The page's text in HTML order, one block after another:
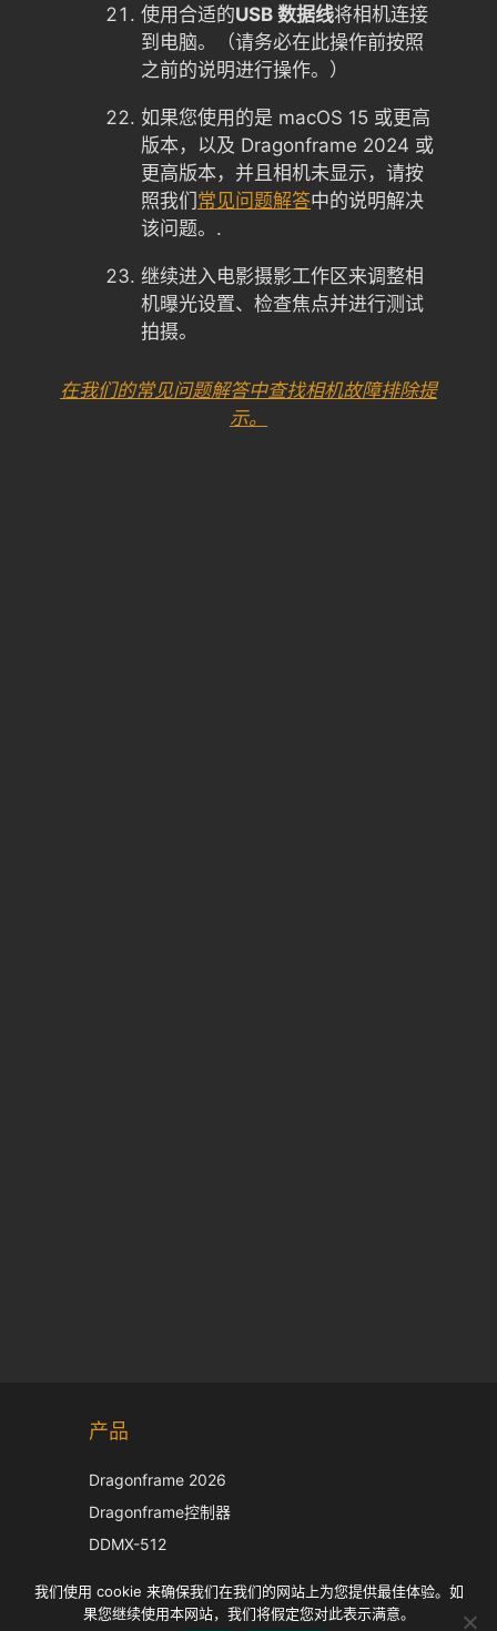
使用合适的USB 数据线将相机连接
到电脑。（请务必在此操作前按照
之前的说明进行操作。）
如果您使用的是 macOS 15 或更高
版本，以及 Dragonframe 2024 或
更高版本，并且相机未显示，请按
照我们常见问题解答中的说明解决
该问题。.
继续进入电影摄影工作区来调整相
机曝光设置、检查焦点并进行测试
拍摄。
在我们的常见问题解答中查找相机故障排除提
示。
产品
Dragonframe 2026
Dragonframe控制器
DDMX-512
EOS LV 校正帽
我们使用 cookie 来确保我们在我们的网站上为您提供最佳体验。如
果您继续使用本网站，我们将假定您对此表示满意。
English